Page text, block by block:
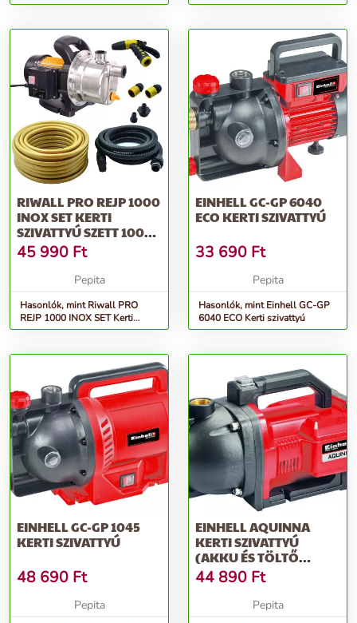
RIWALL PRO REJP 1000
INOX SET KERTI
SZIVATTYÚ SZETT 1000
W
45 990 Ft
Pepita
Hasonlók, mint Riwall PRO
REJP 1000 INOX SET Kerti
szivattyú szett 1000 W
EINHELL GC-GP 6040
ECO KERTI SZIVATTYÚ
33 690 Ft
Pepita
Hasonlók, mint Einhell GC-GP
6040 ECO Kerti szivattyú
EINHELL GC-GP 1045
KERTI SZIVATTYÚ
48 690 Ft
Pepita
EINHELL AQUINNA
KERTI SZIVATTYÚ
(AKKU ÉS TÖLTŐ
NÉLKÜL)
44 890 Ft
Pepita